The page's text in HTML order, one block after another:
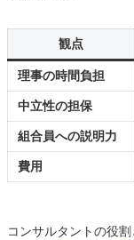
観点
理事の時間負担
中立性の担保
組合員への説明力
費用
コンサルタントの役